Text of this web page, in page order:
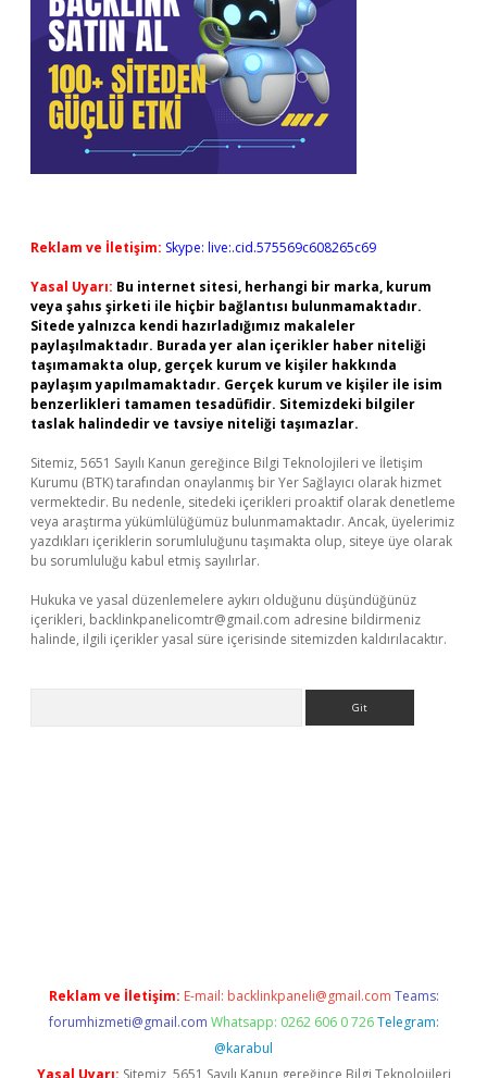
Reklam ve İletişim: Skype: live:.cid.575569c608265c69
Yasal Uyarı: Bu internet sitesi, herhangi bir marka, kurum
veya şahıs şirketi ile hiçbir bağlantısı bulunmamaktadır.
Sitede yalnızca kendi hazırladığımız makaleler
paylaşılmaktadır. Burada yer alan içerikler haber niteliği
taşımamakta olup, gerçek kurum ve kişiler hakkında
paylaşım yapılmamaktadır. Gerçek kurum ve kişiler ile isim
benzerlikleri tamamen tesadüfidir. Sitemizdeki bilgiler
taslak halindedir ve tavsiye niteliği taşımazlar.
Sitemiz, 5651 Sayılı Kanun gereğince Bilgi Teknolojileri ve İletişim
Kurumu (BTK) tarafından onaylanmış bir Yer Sağlayıcı olarak hizmet
vermektedir. Bu nedenle, sitedeki içerikleri proaktif olarak denetleme
veya araştırma yükümlülüğümüz bulunmamaktadır. Ancak, üyelerimiz
yazdıkları içeriklerin sorumluluğunu taşımakta olup, siteye üye olarak
bu sorumluluğu kabul etmiş sayılırlar.
Hukuka ve yasal düzenlemelere aykırı olduğunu düşündüğünüz
içerikleri, backlinkpanelicomtr@gmail.com adresine bildirmeniz
halinde, ilgili içerikler yasal süre içerisinde sitemizden kaldırılacaktır.
Reklam ve İletişim: E-mail: backlinkpaneli@gmail.com Teams:
forumhizmeti@gmail.com Whatsapp: 0262 606 0 726 Telegram:
@karabul
Yasal Uyarı: Sitemiz, 5651 Sayılı Kanun gereğince Bilgi Teknolojileri